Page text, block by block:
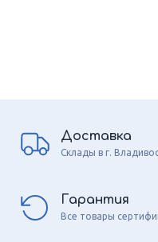
Доставка
Склады в г.
Гарантия
Все товары